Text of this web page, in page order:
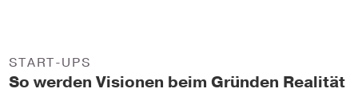
So werden Visionen beim Gründen Realität
START-UPS